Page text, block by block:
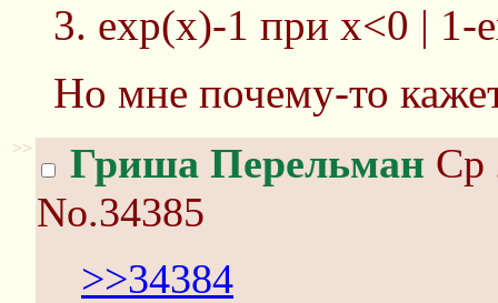
exp(x)-1 при x<0 | 1-
Но мне почему-то
>> Гриша Перельман Ср
No.34385
>>34384